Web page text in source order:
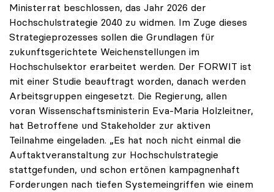
Ministerrat beschlossen, das Jahr 2026 der
Hochschulstrategie 2040 zu widmen. Im Zuge dieses
Strategieprozesses sollen die Grundlagen für
zukunftsgerichtete Weichenstellungen im
Hochschulsektor erarbeitet werden. Der FORWIT ist
mit einer Studie beauftragt worden, danach werden
Arbeitsgruppen eingesetzt. Die Regierung, allen
voran Wissenschaftsministerin Eva-Maria Holzleitner,
hat Betroffene und Stakeholder zur aktiven
Teilnahme eingeladen. „Es hat noch nicht einmal die
Auftaktveranstaltung zur Hochschulstrategie
stattgefunden, und schon ertönen kampagnenhaft
Forderungen nach tiefen Systemeingriffen wie einem